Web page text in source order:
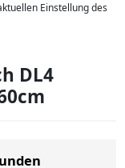
Einstellung des
DL4